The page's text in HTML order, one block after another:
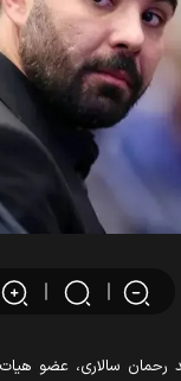
سالاری، عضو